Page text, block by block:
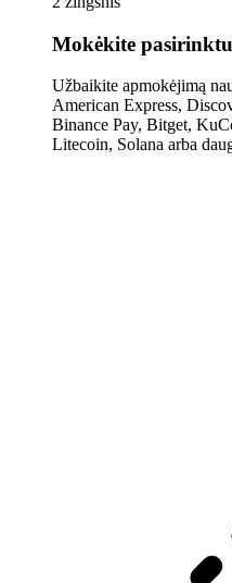
Mokėkite
Užbaikite apmokėjimą
American Express,
Binance Pay, Bitget,
Litecoin, Solana arba